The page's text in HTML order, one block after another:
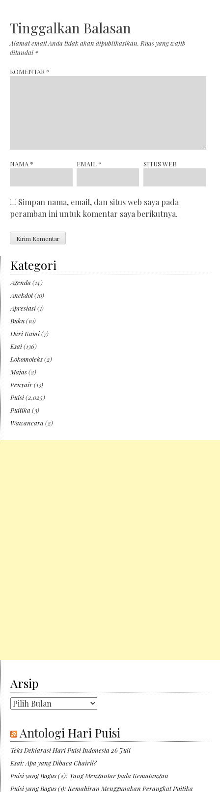
Tinggalkan Balasan
Alamat email Anda tidak akan dipublikasikan. Ruas yang wajib
ditandai *
KOMENTAR *
NAMA * EMAIL * SITUS WEB
Simpan nama, email, dan situs web saya pada
peramban ini untuk komentar saya berikutnya.
Kategori
Agenda (14)
Anekdot(10)
Apresiasi(1)
Buku(10)
Dari Kami(7)
Esai(136)
Lokomoteks(2)
Majas(2)
Penyair(13)
Puisi(2,025)
Puitika (3)
Wawancara (2)
Arsip
Arsip
Antologi Hari Puisi
Teks Deklarasi Hari Puisi Indonesia 26 Juli
Esai: Apa yang Dibaca Chairil?
Puisi yang Bagus (2): Yang Mengantar pada Kematangan
Puisi yang Bagus (1): Kemahiran Menggunakan Perangkat Puitika